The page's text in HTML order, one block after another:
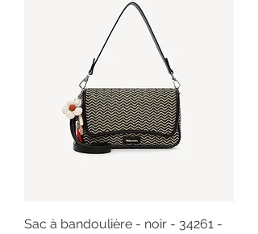
Sac à bandoulière - noir - 34261 -